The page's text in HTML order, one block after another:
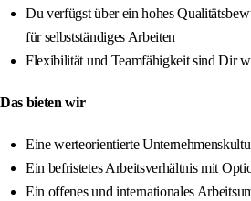
Du verfügst über ein hohes
für selbstständiges Arbeiten
Flexibilität und Teamfähigkeit sind Dir
Das bieten wir
Eine werteorientierte
Ein befristetes Arbeitsverhältnis mit
Ein offenes und internationales